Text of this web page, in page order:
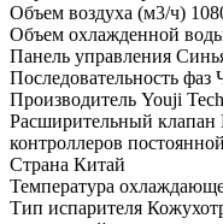
Объем воздуха (м3/ч)
Объем охлажденной
Панель управления
Последовательность фаз
Производитель Youji
Расширительный клапан
контроллеров
Страна Китай
Температура
Тип испарителя